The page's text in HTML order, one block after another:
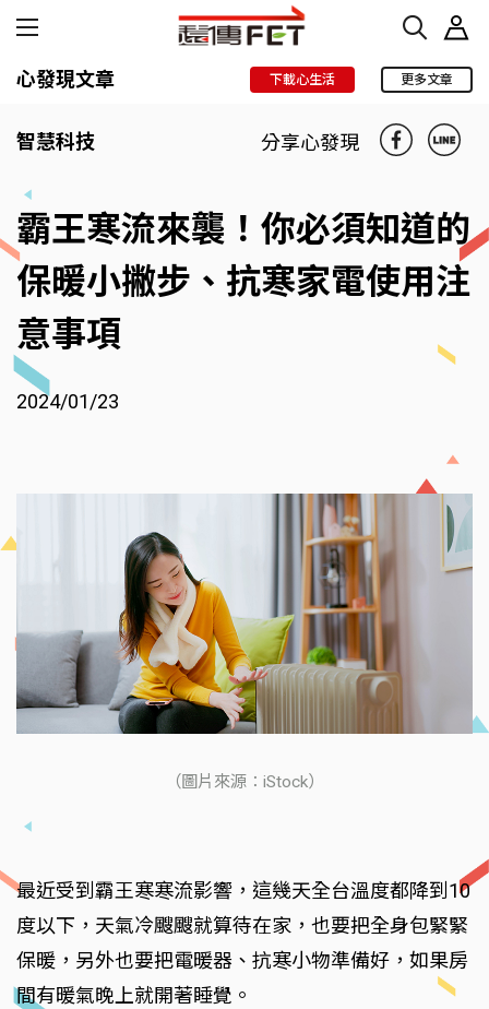
心發現文章 下載心生活 更多文章
智慧科技 分享心發現
霸王寒流來襲！你必須知道的
保暖小撇步、抗寒家電使用注
意事項
2024/01/23
（圖片來源：iStock）
最近受到霸王寒寒流影響，這幾天全台溫度都降到10
度以下，天氣冷颼颼就算待在家，也要把全身包緊緊
保暖，另外也要把電暖器、抗寒小物準備好，如果房
間有暖氣晚上就開著睡覺。